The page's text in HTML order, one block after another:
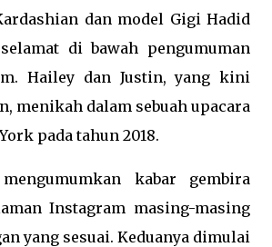
dan model Gigi Hadid
di bawah pengumuman
Hailey dan Justin, yang kini
menikah dalam sebuah upacara
pada tahun 2018.
kabar gembira
Instagram masing-masing
yang sesuai. Keduanya dimulai